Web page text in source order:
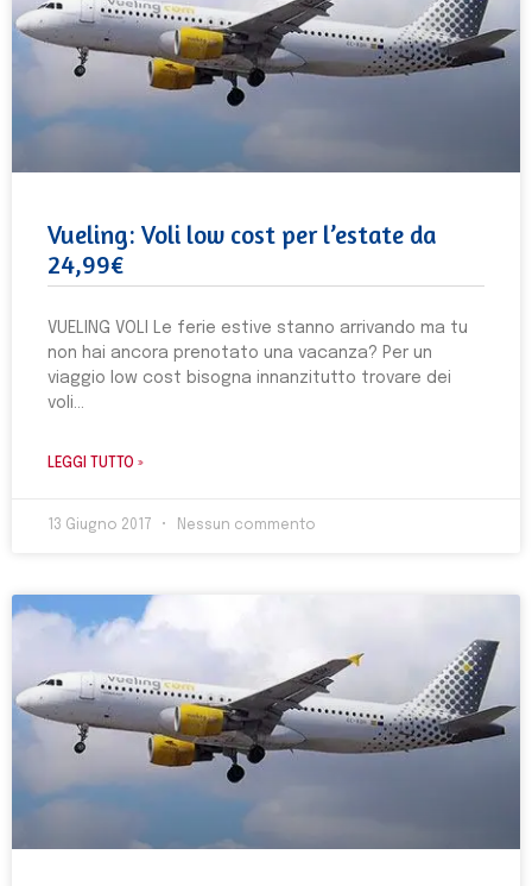
Vueling: Voli low cost per l’estate da
24,99€
VUELING VOLI Le ferie estive stanno arrivando ma tu
non hai ancora prenotato una vacanza? Per un
viaggio low cost bisogna innanzitutto trovare dei
voli
LEGGI TUTTO »
13 Giugno 2017 Nessun commento